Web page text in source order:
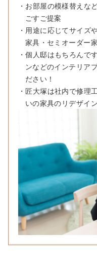
・お部屋の模様替えな
ごすご提案
・用途に応じてサイズ
家具・セミオーダー
・個人邸はもちろんで
ンなどのインテリア
ださい！
・匠大塚は社内で修理
いの家具のリデザイ